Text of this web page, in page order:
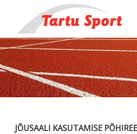
content
JÕUSAALI KASUTAMISE